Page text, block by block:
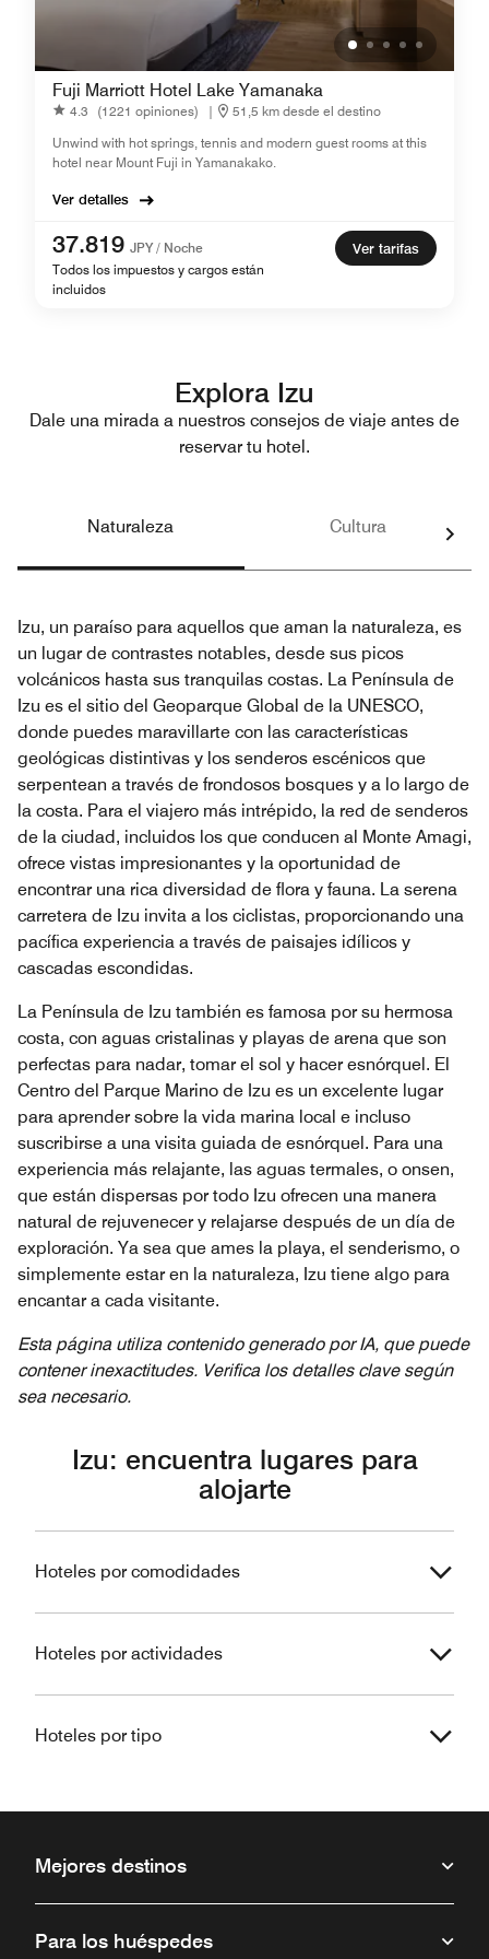
Fuji Marriott Hotel Lake Yamanaka
4.3 (1221 opiniones) |
51,5 km desde el destino
Unwind with hot springs, tennis and modern guest rooms at this
hotel near Mount Fuji in Yamanakako.
Ver detalles
37.819 JPY / Noche
Todos los impuestos y cargos están
incluidos
Ver tarifas
Explora Izu
Dale una mirada a nuestros consejos de viaje antes de
reservar tu hotel.
Naturaleza Cultura
Izu, un paraíso para aquellos que aman la naturaleza, es
un lugar de contrastes notables, desde sus picos
volcánicos hasta sus tranquilas costas. La Península de
Izu es el sitio del Geoparque Global de la UNESCO,
donde puedes maravillarte con las características
geológicas distintivas y los senderos escénicos que
serpentean a través de frondosos bosques y a lo largo de
la costa. Para el viajero más intrépido, la red de senderos
de la ciudad, incluidos los que conducen al Monte Amagi,
ofrece vistas impresionantes y la oportunidad de
encontrar una rica diversidad de flora y fauna. La serena
carretera de Izu invita a los ciclistas, proporcionando una
pacífica experiencia a través de paisajes idílicos y
cascadas escondidas.
La Península de Izu también es famosa por su hermosa
costa, con aguas cristalinas y playas de arena que son
perfectas para nadar, tomar el sol y hacer esnórquel. El
Centro del Parque Marino de Izu es un excelente lugar
para aprender sobre la vida marina local e incluso
suscribirse a una visita guiada de esnórquel. Para una
experiencia más relajante, las aguas termales, o onsen,
que están dispersas por todo Izu ofrecen una manera
natural de rejuvenecer y relajarse después de un día de
exploración. Ya sea que ames la playa, el senderismo, o
simplemente estar en la naturaleza, Izu tiene algo para
encantar a cada visitante.
Esta página utiliza contenido generado por IA, que puede
contener inexactitudes. Verifica los detalles clave según
sea necesario.
Izu: encuentra lugares para
alojarte
Hoteles por comodidades
Hoteles por actividades
Hoteles por tipo
Mejores destinos
Para los huéspedes